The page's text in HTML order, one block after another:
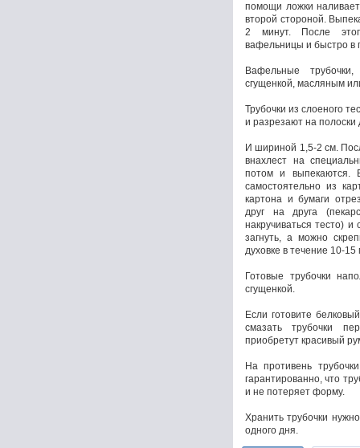
помощи ложки
второй стороной.
2 минут. После
вафельницы и быстро в
Вафельные
сгущенкой, масляным
Трубочки из слоеного
и разрезают на
И шириной 1,5-2 см.
внахлест на
потом и выпекаются.
самостоятельно из
картона и бумаги
друг на друга
накручиваться тесто) и
загнуть, а можно
духовке в течение 10-15
Готовые трубочки
сгущенкой.
Если готовите
смазать трубочки
приобретут красивый
На противень
гарантированно, что
и не потеряет форму.
Хранить трубочки
одного дня.